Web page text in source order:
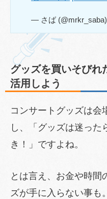
— さば (@mrkr_saba)
グッズを買いそび
活用しよう
コンサートグッズは会
し、「グッズは迷った
き！」ですよね。
とは言え、お金や時間
ズが手に入らない事も。